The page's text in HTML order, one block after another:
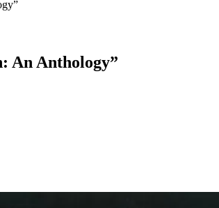
An Anthology”